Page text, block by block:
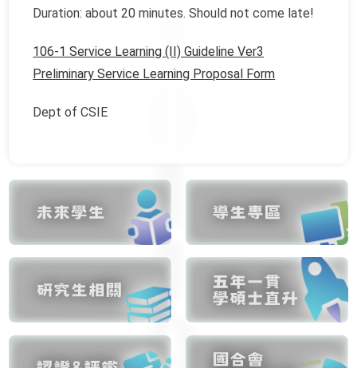
Duration: about 20 minutes. Should not come late!
106-1 Service Learning (II) Guideline Ver3
Preliminary Service Learning Proposal Form
Dept of CSIE